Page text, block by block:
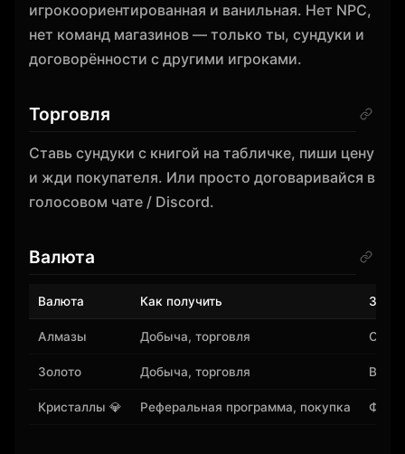
игрокоориентированная и ванильная. Нет NPC,
нет команд магазинов — только ты, сундуки и
договорённости с другими игроками.
Торговля
Ставь сундуки с книгой на табличке, пиши цену
и жди покупателя. Или просто договаривайся в
голосовом чате / Discord.
Валюта
Валюта Как получить
Алмазы Добыча, торговля
Золото Добыча, торговля
Кристаллы 💎 Реферальная программа, покупка